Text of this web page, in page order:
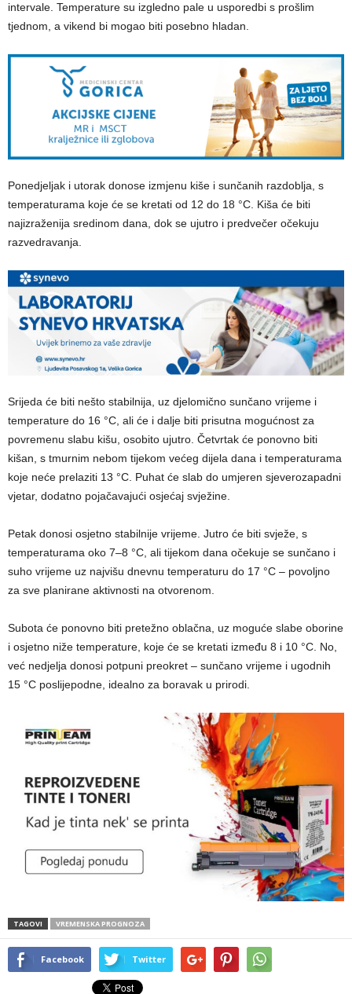
intervale. Temperature su izgledno pale u usporedbi s prošlim
tjednom, a vikend bi mogao biti posebno hladan.
Ponedjeljak i utorak donose izmjenu kiše i sunčanih razdoblja, s
temperaturama koje će se kretati od 12 do 18 °C. Kiša će biti
najizraženija sredinom dana, dok se ujutro i predvečer očekuju
razvedravanja.
Srijeda će biti nešto stabilnija, uz djelomično sunčano vrijeme i
temperature do 16 °C, ali će i dalje biti prisutna mogućnost za
povremenu slabu kišu, osobito ujutro. Četvrtak će ponovno biti
kišan, s tmurnim nebom tijekom većeg dijela dana i temperaturama
koje neće prelaziti 13 °C. Puhat će slab do umjeren sjeverozapadni
vjetar, dodatno pojačavajući osjećaj svježine.
Petak donosi osjetno stabilnije vrijeme. Jutro će biti svježe, s
temperaturama oko 7–8 °C, ali tijekom dana očekuje se sunčano i
suho vrijeme uz najvišu dnevnu temperaturu do 17 °C – povoljno
za sve planirane aktivnosti na otvorenom.
Subota će ponovno biti pretežno oblačna, uz moguće slabe oborine
i osjetno niže temperature, koje će se kretati između 8 i 10 °C. No,
već nedjelja donosi potpuni preokret – sunčano vrijeme i ugodnih
15 °C poslijepodne, idealno za boravak u prirodi.
TAGOVI VREMENSKA PROGNOZA
Facebook Twitter